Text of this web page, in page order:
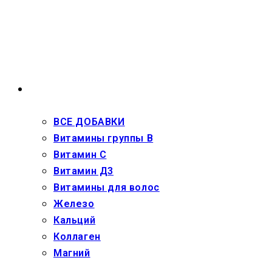
ВСЕ ДОБАВКИ
Витамины группы В
Витамин С
Витамин Д3
Витамины для волос
Железо
Кальций
Коллаген
Магний